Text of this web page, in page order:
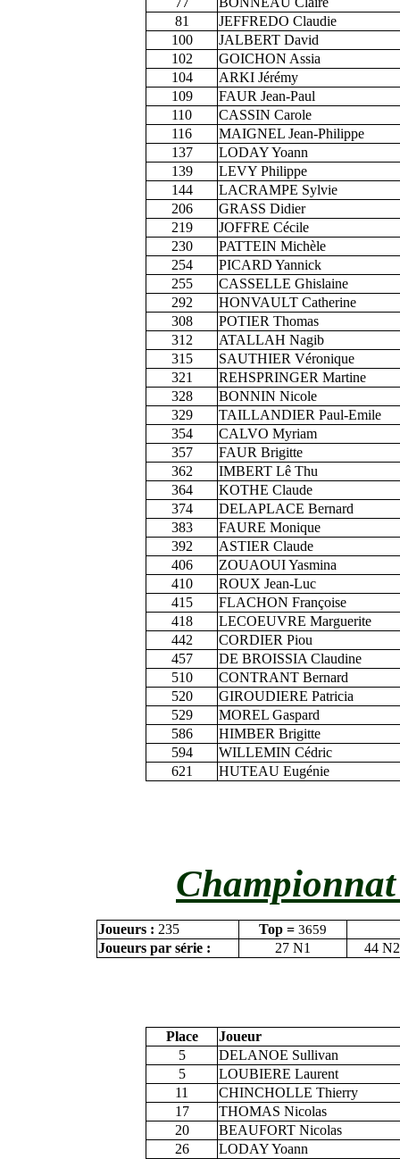
81
JEFFREDO Claudie
100
JALBERT David
102
GOICHON Assia
104
ARKI Jérémy
109
FAUR Jean-Paul
110
CASSIN Carole
116
MAIGNEL Jean-Philippe
137
LODAY Yoann
139
LEVY Philippe
144
LACRAMPE Sylvie
206
GRASS Didier
219
JOFFRE Cécile
230
PATTEIN Michèle
254
PICARD Yannick
255
CASSELLE Ghislaine
292
HONVAULT Catherine
308
POTIER Thomas
312
ATALLAH Nagib
315
SAUTHIER Véronique
321
REHSPRINGER Martine
328
BONNIN Nicole
329
TAILLANDIER Paul-Emile
354
CALVO Myriam
357
FAUR Brigitte
362
IMBERT Lê Thu
364
KOTHE Claude
374
DELAPLACE Bernard
383
FAURE Monique
392
ASTIER Claude
406
ZOUAOUI Yasmina
410
ROUX Jean-Luc
415
FLACHON Françoise
418
LECOEUVRE Marguerite
442
CORDIER Piou
457
DE BROISSIA Claudine
510
CONTRANT Bernard
520
GIROUDIERE Patricia
529
MOREL Gaspard
586
HIMBER Brigitte
594
WILLEMIN Cédric
621
HUTEAU Eugénie
Joueurs : 235 Top = 3659
Joueurs par série : 27 N1 44 N2
Place
Joueur
5
DELANOE Sullivan
5
LOUBIERE Laurent
11
CHINCHOLLE Thierry
17
THOMAS Nicolas
20
BEAUFORT Nicolas
26
LODAY Yoann